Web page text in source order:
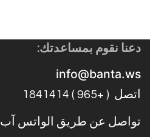
دعنا نقوم بمساعدتك:
info@banta.ws
اتصل ( +965 ) 1841414
تواصل عن طريق الواتس آب